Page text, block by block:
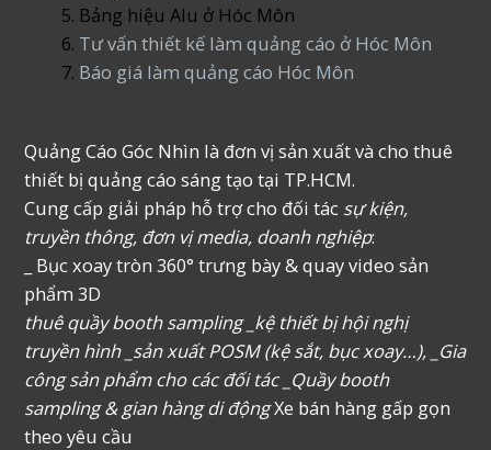
Bảng hiệu Alu ở Hóc Môn
Tư vấn thiết kế làm quảng cáo ở Hóc Môn
Báo giá làm quảng cáo Hóc Môn
Quảng Cáo Góc Nhìn là đơn vị sản xuất và cho thuê
thiết bị quảng cáo sáng tạo tại TP.HCM.
Cung cấp giải pháp hỗ trợ cho đối tác sự kiện,
truyền thông, đơn vị media, doanh nghiệp:
_ Bục xoay tròn 360° trưng bày & quay video sản
phẩm 3D
thuê quầy booth sampling _kệ thiết bị hội nghị
truyền hình _sản xuất POSM (kệ sắt, bục xoay…), _Gia
công sản phẩm cho các đối tác _Quầy booth
sampling & gian hàng di độngXe bán hàng gấp gọn
theo yêu cầu